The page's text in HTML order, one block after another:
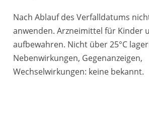
Nach Ablauf des Verfalldatums
anwenden. Arzneimittel für Kinder
aufbewahren. Nicht über 25°C
Nebenwirkungen, Gegenanzeigen,
Wechselwirkungen: keine bekannt.